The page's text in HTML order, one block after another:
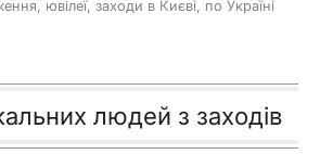
ювілеї, заходи в Києві, по Україні
людей з заходів